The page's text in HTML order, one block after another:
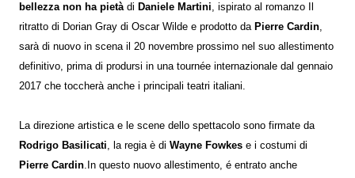
bellezza non ha pietà di Daniele Martini , ispirato al romanzo Il
ritratto di Dorian Gray di Oscar Wilde e prodotto da Pierre Cardin
sarà di nuovo in scena il 20 novembre prossimo nel suo allestimento
definitivo, prima di prodursi in una tournée internazionale dal gennaio
2017 che toccherà anche i principali teatri italiani.
La direzione artistica e le scene dello spettacolo sono firmate da
Rodrigo Basilicati , la regia è di Wayne Fowkes e i costumi di
Pierre Cardin .In questo nuovo allestimento, é entrato anche